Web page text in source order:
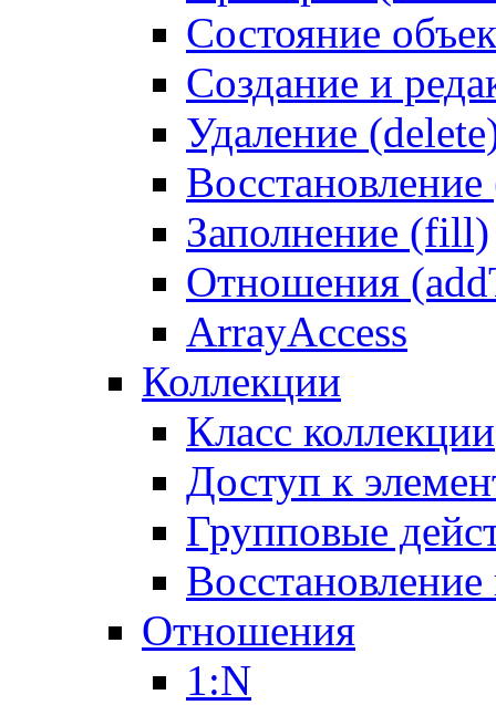
Состояние
Создание и
Удаление
Заполнение (fill)
Отношения
ArrayAccess
Коллекции
Класс коллекции
Доступ к
Групповые
Отношения
1:N